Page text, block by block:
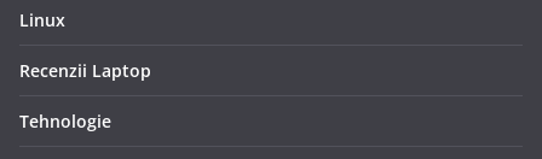
Linux
Recenzii Laptop
Tehnologie